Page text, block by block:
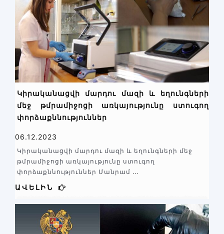
Կիրականացվի մարդու մազի և եղունգների
մեջ թմրամիջոցի առկայությունը ստուգող
փորձաքննություններ
06.12.2023
Կիրականացվի մարդու մազի և եղունգների մեջ
թմրամիջոցի առկայությունը ստուգող
փորձաքննություններ Մանրամ ...
ԱՎԵԼԻՆ